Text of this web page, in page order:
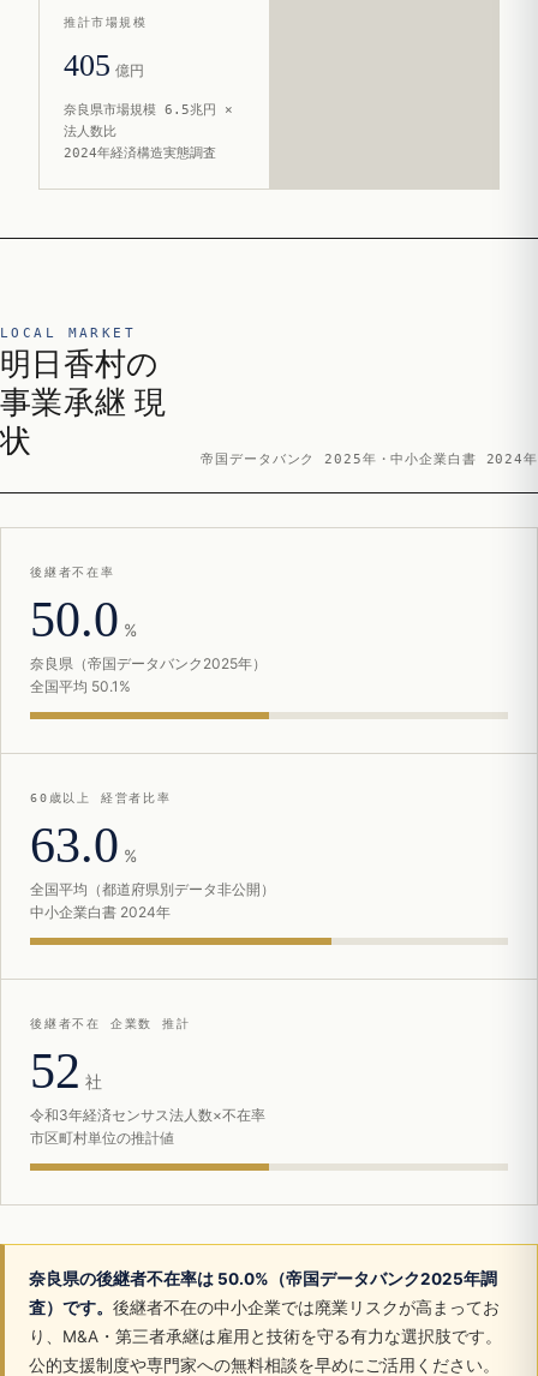
推計市場規模
405 億円
奈良県市場規模 6.5兆円 ×
法人数比
2024年経済構造実態調査
LOCAL MARKET
明日香村の
事業承継 現
状
帝国データバンク 2025年・中小企業白書 2024年
後継者不在率
50.0 %
奈良県（帝国データバンク2025年）
全国平均 50.1%
60歳以上 経営者比率
63.0 %
全国平均（都道府県別データ非公開）
中小企業白書 2024年
後継者不在 企業数 推計
52 社
令和3年経済センサス法人数×不在率
市区町村単位の推計値
奈良県の後継者不在率は 50.0%（帝国データバンク2025年調
査）です。 後継者不在の中小企業では廃業リスクが高まってお
り、M&A・第三者承継は雇用と技術を守る有力な選択肢です。
公的支援制度や専門家への無料相談を早めにご活用ください。